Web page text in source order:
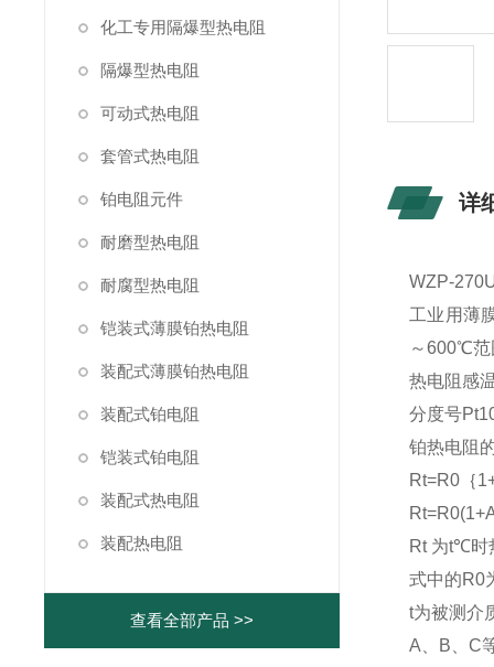
化工专用隔爆型热电阻
隔爆型热电阻
可动式热电阻
套管式热电阻
铂电阻元件
耐磨型热电阻
耐腐型热电阻
铠装式薄膜铂热电阻
装配式薄膜铂热电阻
装配式铂电阻
铠装式铂电阻
装配式热电阻
装配热电阻
查看全部产品 >>
详
WZP-
工业用薄
～600℃范
热电阻感
分度号
铂热电阻
Rt=R0｛
Rt 为t℃时
式中的R0
t为被测介
A、B、C